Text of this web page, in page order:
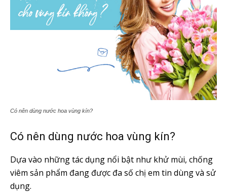
Có nên dùng nước hoa vùng kín?
Có nên dùng nước hoa vùng kín?
Dựa vào những tác dụng nổi bật như khử mùi, chống
viêm sản phẩm đang được đa số chị em tin dùng và sử
dụng.